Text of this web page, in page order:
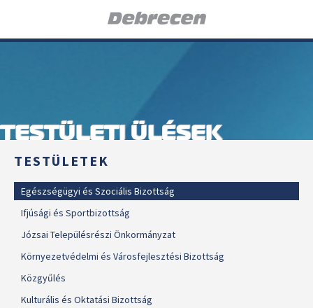
TESTÜLETI ÜLÉSEK
TESTÜLETEK
Egészségügyi és Szociális Bizottság
Ifjúsági és Sportbizottság
Józsai Településrészi Önkormányzat
Környezetvédelmi és Városfejlesztési Bizottság
Közgyűlés
Kulturális és Oktatási Bizottság